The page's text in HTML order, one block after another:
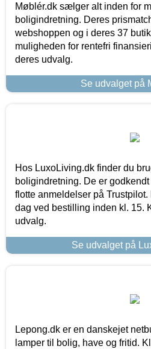
Møblér.dk sælger alt inden for
boligindretning. Deres
webshoppen og i deres 37
muligheden for rentefri
deres udvalg.
Se udvalget på
Hos LuxoLiving.dk finder du
boligindretning. De er
flotte anmeldelser på
dag ved bestilling inden kl. 15.
udvalg.
Se udvalget på
Lepong.dk er en danskejet
lamper til bolig, have og fritid.